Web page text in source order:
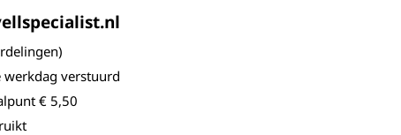
werkdag verstuurd
€ 5,50